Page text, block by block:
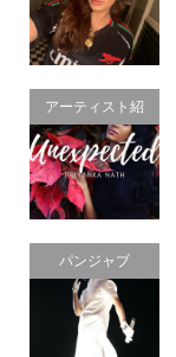
アーティスト紹
介
パンジャブ